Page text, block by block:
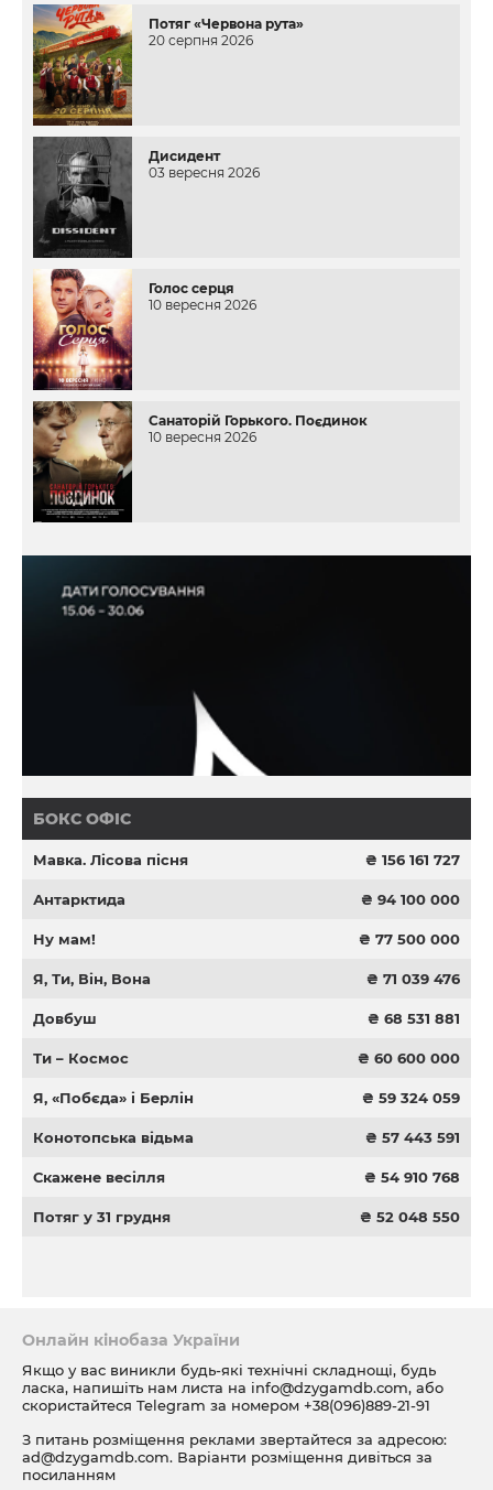
Потяг «Червона рута»
20 серпня 2026
Дисидент
03 вересня 2026
Голос серця
10 вересня 2026
Санаторій Горького. Поєдинок
10 вересня 2026
БОКС ОФІС
Мавка. Лісова пісня ₴ 156 161 727
Антарктида ₴ 94 100 000
Ну мам! ₴ 77 500 000
Я, Ти, Він, Вона ₴ 71 039 476
Довбуш ₴ 68 531 881
Ти – Космос ₴ 60 600 000
Я, «Побєда» і Берлін ₴ 59 324 059
Конотопська відьма ₴ 57 443 591
Скажене весілля ₴ 54 910 768
Потяг у 31 грудня ₴ 52 048 550
Онлайн кінобаза України
Якщо у вас виникли будь-які технічні складнощі, будь
ласка, напишіть нам листа на info@dzygamdb.com, або
скористайтеся Telegram за номером +38(096)889-21-91
З питань розміщення реклами звертайтеся за адресою:
ad@dzygamdb.com. Варіанти розміщення дивіться за
посиланням